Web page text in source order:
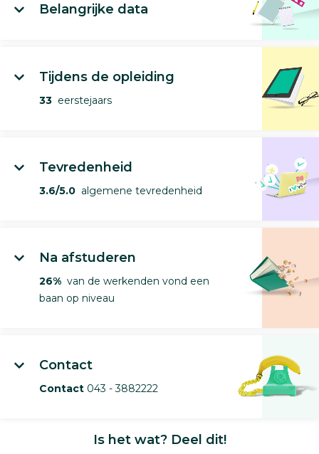
Belangrijke data
Tijdens de opleiding
33 eerstejaars
Tevredenheid
3.6/5.0 algemene tevredenheid
Na afstuderen
26% van de werkenden vond een
baan op niveau
Contact
Contact 043 - 3882222
Is het wat? Deel dit!